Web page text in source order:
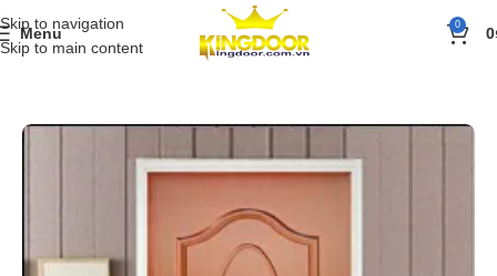
Skip to navigation
Skip to main content
Menu 0 0
Trang chủ» Sản phẩm Cửa gỗ»Cửa gỗ công nghiệp HDF Veneer